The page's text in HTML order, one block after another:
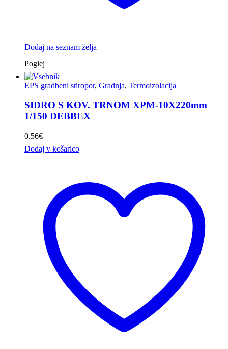
Dodaj na seznam želja
Poglej
EPS gradbeni stiropor, Gradnja, Termoizolacija
SIDRO S KOV. TRNOM XPM-10X220mm
1/150 DEBBEX
0.56€
Dodaj v košarico